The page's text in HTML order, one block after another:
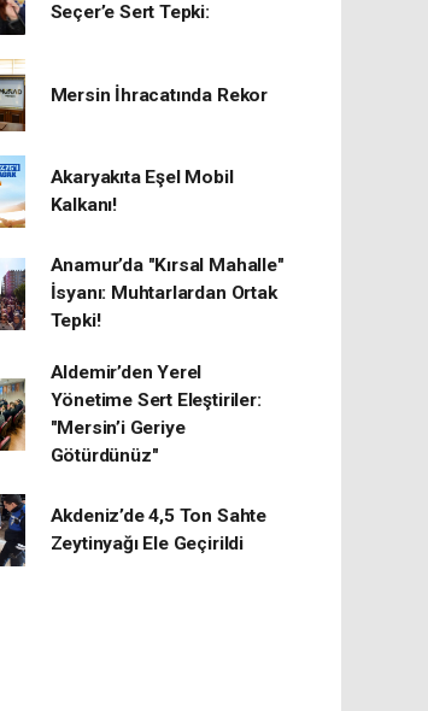
Seçer’e Sert Tepki:
Mersin İhracatında Rekor
​Akaryakıta Eşel Mobil
Kalkanı!
Anamur’da "Kırsal Mahalle"
İsyanı: Muhtarlardan Ortak
Tepki!
Aldemir’den Yerel
Yönetime Sert Eleştiriler:
"Mersin’i Geriye
Götürdünüz"
Akdeniz’de 4,5 Ton Sahte
Zeytinyağı Ele Geçirildi